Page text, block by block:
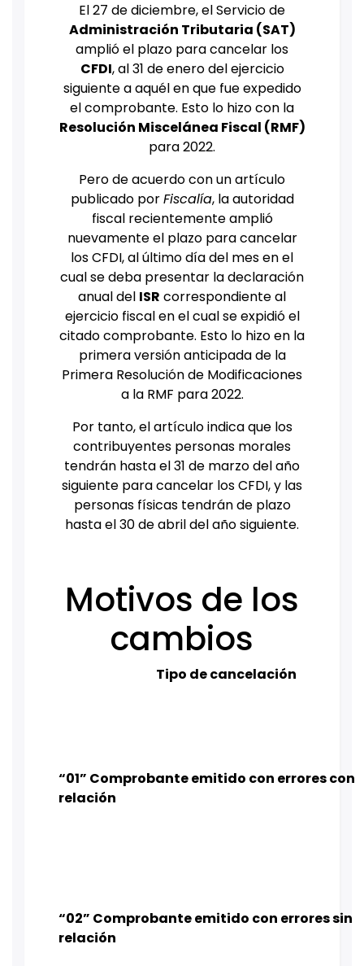
El 27 de diciembre, el Servicio de
Administración Tributaria (SAT)
amplió el plazo para cancelar los
CFDI, al 31 de enero del ejercicio
siguiente a aquél en que fue expedido
el comprobante. Esto lo hizo con la
Resolución Miscelánea Fiscal (RMF)
para 2022.
Pero de acuerdo con un artículo
publicado porFiscalía, la autoridad
fiscal recientemente amplió
nuevamente el plazo para cancelar
los CFDI, al último día del mes en el
cual se deba presentar la declaración
anual del ISR correspondiente al
ejercicio fiscal en el cual se expidió el
citado comprobante. Esto lo hizo en la
primera versión anticipada de la
Primera Resolución de Modificaciones
a la RMF para 2022.
Por tanto, el artículo indica que los
contribuyentes personas morales
tendrán hasta el 31 de marzo del año
siguiente para cancelar los CFDI, y las
personas físicas tendrán de plazo
hasta el 30 de abril del año siguiente.
Motivos de los
cambios
Tipo de cancelación
“01” Comprobante emitido con errores con
relación
“02” Comprobante emitido con errores sin
relación